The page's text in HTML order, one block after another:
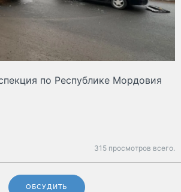
по Республике Мордовия
315 просмотров всего.
ОБСУДИТЬ